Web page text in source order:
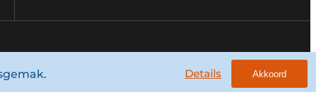
Algemene voorwaarden Privacy policy
Details Akkoord